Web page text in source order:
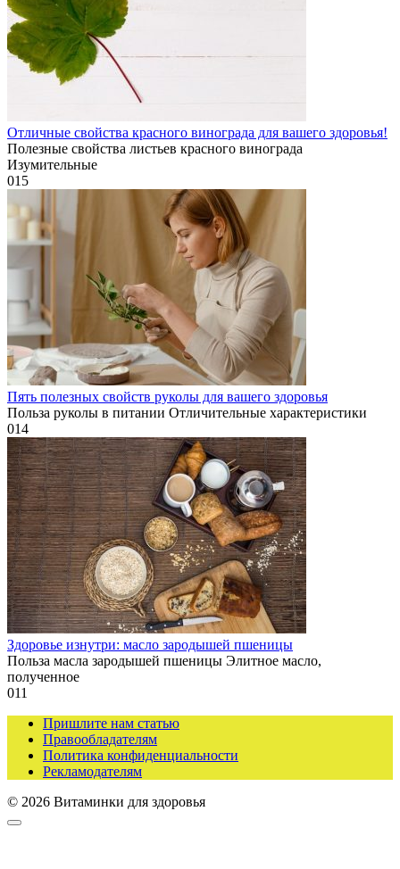
Отличные свойства красного винограда для вашего здоровья!
Полезные свойства листьев красного винограда
Изумительные
015
Пять полезных свойств руколы для вашего здоровья
Польза руколы в питании Отличительные характеристики
014
Здоровье изнутри: масло зародышей пшеницы
Польза масла зародышей пшеницы Элитное масло,
полученное
011
Пришлите нам статью
Правообладателям
Политика конфиденциальности
Рекламодателям
© 2026 Витаминки для здоровья